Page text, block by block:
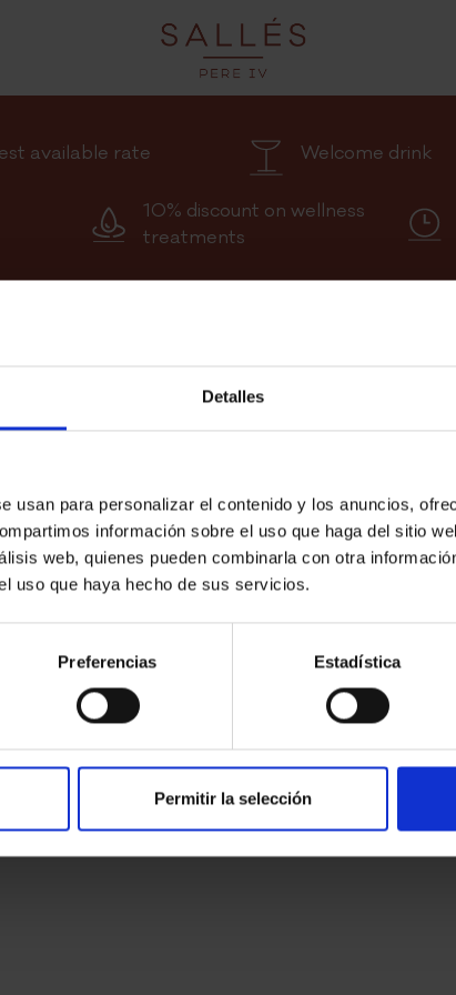
Detalles
usan para personalizar el contenido y los anuncios,
información sobre el uso que haga del sitio
web, quienes pueden combinarla con otra
uso que haya hecho de sus servicios.
Preferencias Estadística
Permitir la selección
available rate Welcome drink
10% discount on wellness
treatments